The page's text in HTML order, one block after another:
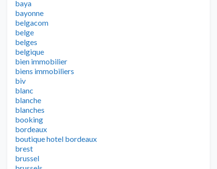
baya
bayonne
belgacom
belge
belges
belgique
bien immobilier
biens immobiliers
biv
blanc
blanche
blanches
booking
bordeaux
boutique hotel bordeaux
brest
brussel